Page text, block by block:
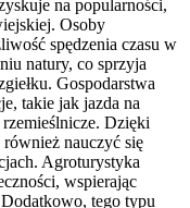
na popularności,
Osoby
spędzenia czasu w
natury, co sprzyja
Gospodarstwa
takie jak jazda na
Dzięki
nauczyć się
Agroturystyka
wspierając
tego typu